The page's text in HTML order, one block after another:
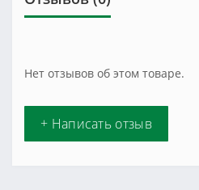
Нет отзывов об этом товаре.
+ Написать отзыв